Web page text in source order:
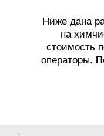
Ниже дана
на
стоимость
операторы.